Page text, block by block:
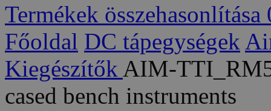
Termékek összehasonlítása
Főoldal DC tápegységek
Kiegészítők AIM-
cased bench instruments